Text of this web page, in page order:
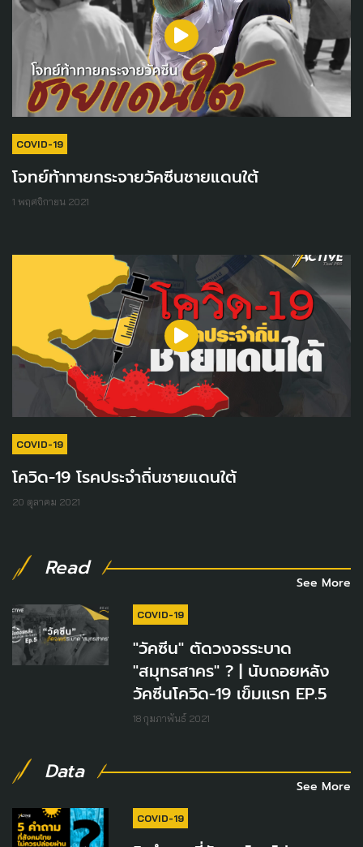
COVID-19
โจทย์ท้าทายกระจายวัคซีนชายแดนใต้
1 พฤศจิกายน 2021
COVID-19
โควิด-19 โรคประจำถิ่นชายแดนใต้
20 ตุลาคม 2021
Read
See More
COVID-19
"วัคซีน" ตัดวงจรระบาด
"สมุทรสาคร" ? | นับถอยหลัง
วัคซีนโควิด-19 เข็มแรก EP.5
18 กุมภาพันธ์ 2021
Data
See More
COVID-19